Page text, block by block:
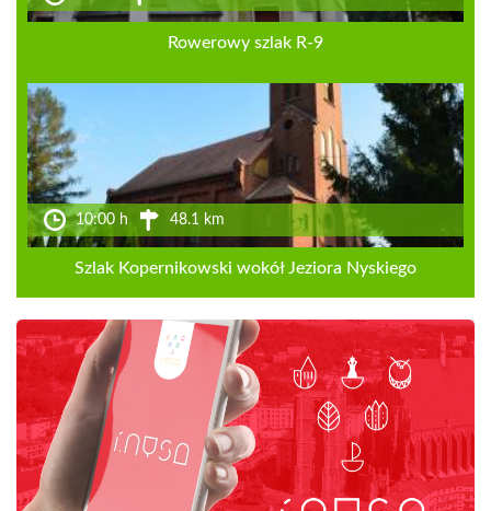
Rowerowy szlak R-9
10:00 h 48.1 km
Szlak Kopernikowski wokół Jeziora Nyskiego